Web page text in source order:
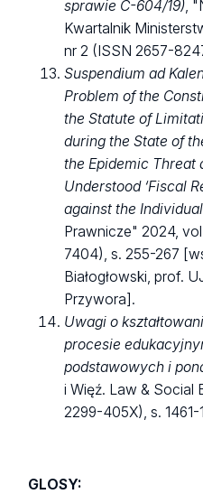
sprawie C-604/19) ,
Kwartalnik
nr 2 (ISSN 2657-
Suspendium ad
Problem of the
the Statute of
during the State of
the Epidemic Threat
Understood ‘Fiscal
against the Individual
Prawnicze" 2024,
7404), s. 255-267
Białogłowski, prof.
Przywora].
Uwagi o
procesie
podstawowych i
i Więź. Law & Social
2299-405X), s. 1461-
GLOSY: